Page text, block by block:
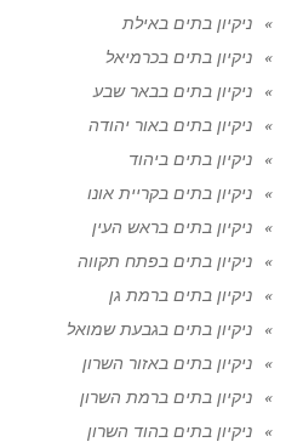
ניקיון בתים באילת
ניקיון בתים בכרמיאל
ניקיון בתים בבאר שבע
ניקיון בתים באור יהודה
ניקיון בתים ביהוד
ניקיון בתים בקריית אונו
ניקיון בתים בראש העין
ניקיון בתים בפתח תקווה
ניקיון בתים ברמת גן
ניקיון בתים בגבעת שמואל
ניקיון בתים באזור השרון
ניקיון בתים ברמת השרון
ניקיון בתים בהוד השרון